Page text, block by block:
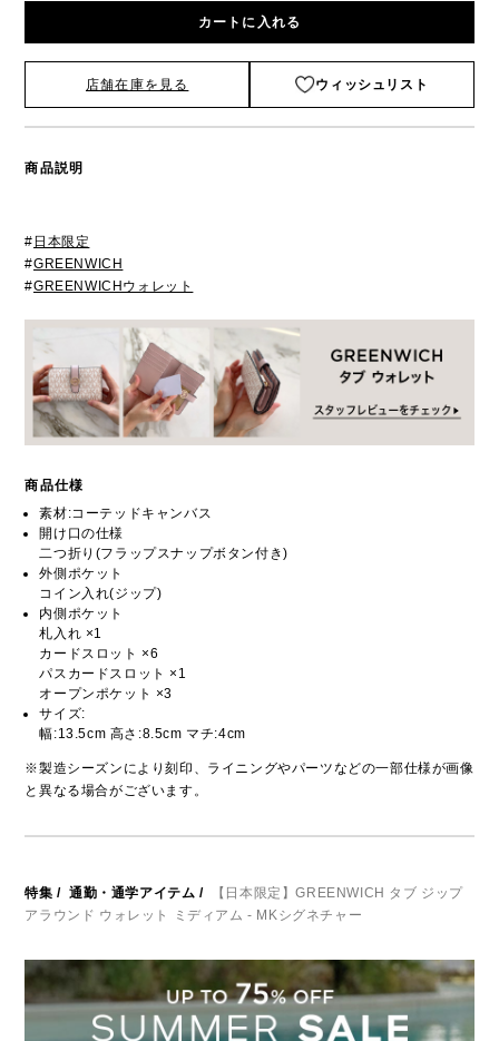
カートに入れる
店舗在庫を見る ウィッシュリスト
商品説明
# 日本限定
#GREENWICH
#GREENWICHウォレット
商品仕様
素材:コーテッドキャンバス
開け口の仕様
二つ折り(フラップスナップボタン付き)
外側ポケット
コイン入れ(ジップ)
内側ポケット
札入れ ×1
カードスロット ×6
パスカードスロット ×1
オープンポケット ×3
サイズ:
幅:13.5cm 高さ:8.5cm マチ:4cm
※製造シーズンにより刻印、ライニングやパーツなどの一部仕様が画像
と異なる場合がございます。
特集 / 通勤・通学アイテム /
【日本限定】GREENWICH タブ ジップ
アラウンド ウォレット ミディアム - MKシグネチャー